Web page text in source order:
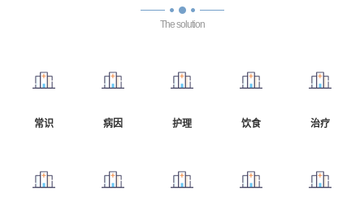
The solution
常识 病因 护理 饮食 治疗